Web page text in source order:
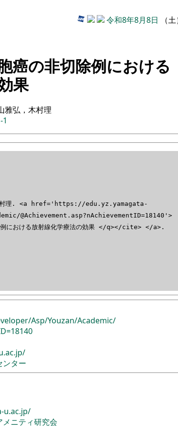
令和8年8月8日 （土
癌の非切除例における
果
雅弘，木村理
，木村理. <a href='https://edu.yz.yamagata-
@Achievement.asp?nAchievementID=18140'>
における放射線化学療法の効果 </q></cite> </a>.
Asp/Youzan/Academic/
ンター
u.ac.jp/
ニティ研究会